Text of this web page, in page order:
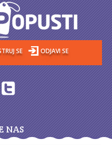
SE ODJAVI SE
NAS